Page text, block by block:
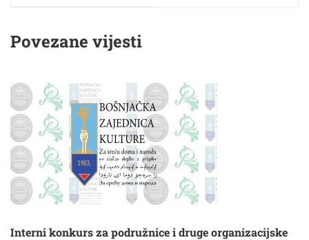
Povezane vijesti
Interni konkurs za podružnice i druge organizacijske